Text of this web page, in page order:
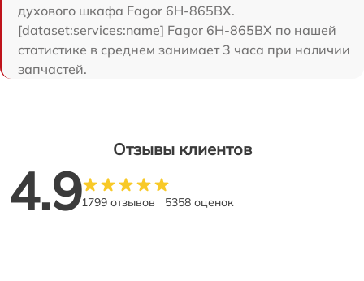
духового шкафа Fagor 6H-865BX.
[dataset:services:name] Fagor 6H-865BX по нашей
статистике в среднем занимает 3 часа при наличии
запчастей.
Отзывы клиентов
4.91799 отзывов 5358 оценок